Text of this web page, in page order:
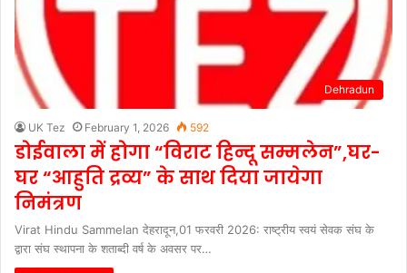
Dehradun
UK Tez February 1, 2026 592
डोईवाला में होगा “विराट हिन्दू सम्मलेन”,घर-
घर “आहुति द्रव्य” के साथ दिया जायेगा
निमंत्रण
Virat Hindu Sammelan देहरादून,01 फरवरी 2026: राष्ट्रीय स्वयं सेवक संघ के
द्वारा संघ स्थापना के शताब्दी वर्ष के अवसर पर…